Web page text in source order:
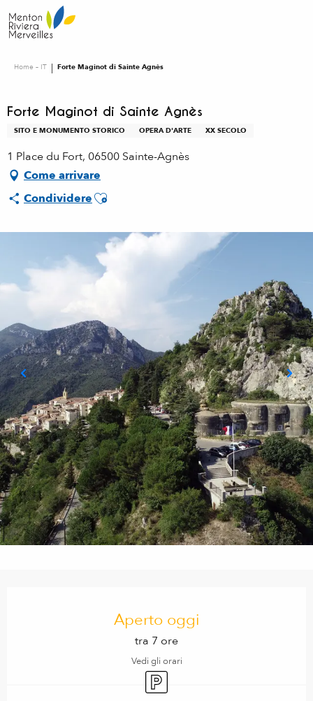
au
contenu
Home – IT Forte Maginot di Sainte Agnès
Forte Maginot di Sainte Agnès
SITO E MONUMENTO STORICO OPERA D'ARTE XX SECOLO
1 Place du Fort, 06500 Sainte-Agnès
Come arrivare
CondividereAjouter aux favoris
Aperto oggi
tra 7 ore
Vedi gli orari
Parcheggio